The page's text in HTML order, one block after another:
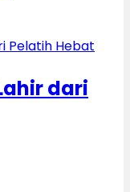
dari